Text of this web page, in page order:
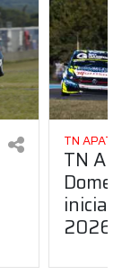
TN APAT
TN
2026